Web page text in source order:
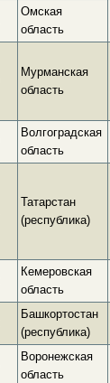
Омская
область
Мурманская
область
Волгоградская
область
Татарстан
(республика)
Кемеровская
область
Башкортостан
(республика)
Воронежская
область